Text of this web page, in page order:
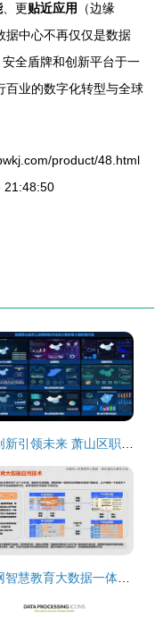
、更贴近应用
（边缘
据中心不再仅仅是数据
全盾牌和创新平台于一
百业的数字化转型与全球
product/48.html
21:48:50